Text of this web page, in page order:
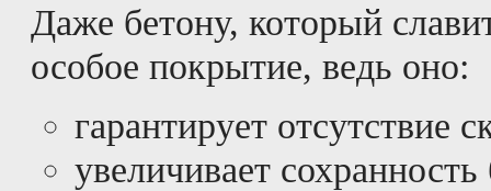
Даже бетону, который
особое покрытие, ведь оно:
гарантирует отсутствие
увеличивает сохранность